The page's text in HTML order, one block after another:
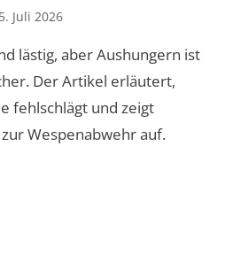
Juli 2026
lästig, aber Aushungern ist
Der Artikel erläutert,
fehlschlägt und zeigt
Wespenabwehr auf.